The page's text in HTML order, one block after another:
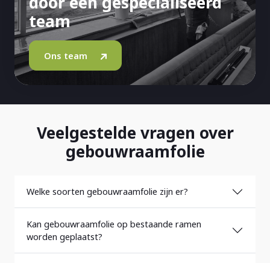
team
Ons team
Veelgestelde vragen over
gebouwraamfolie
Welke soorten gebouwraamfolie zijn er?
Kan gebouwraamfolie op bestaande ramen
worden geplaatst?